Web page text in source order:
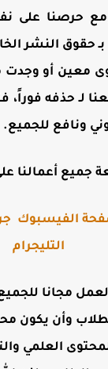
حرصنا على
النشر الخاصة
أو وجدت ما
حذفه فوراً،
ونافع للجميع.
أعمالنا على
الفيسبوك
التليجرام
مجانا للجميع
وأن يكون
العلمي